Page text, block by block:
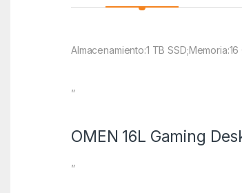
Almacenamiento:1 TB
”
OMEN 16L Gaming
”